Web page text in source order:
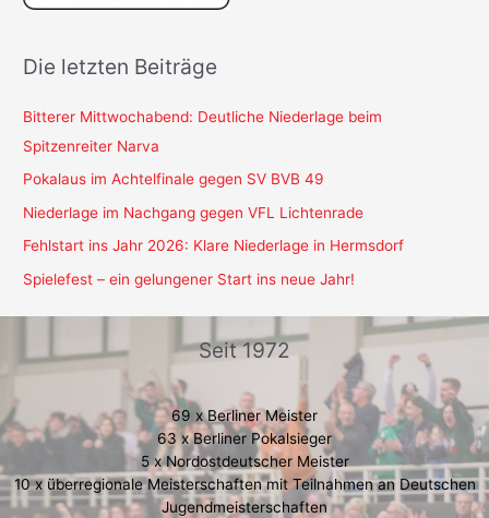
Die letzten Beiträge
Bitterer Mittwochabend: Deutliche Niederlage beim
Spitzenreiter Narva
Pokalaus im Achtelfinale gegen SV BVB 49
Niederlage im Nachgang gegen VFL Lichtenrade
Fehlstart ins Jahr 2026: Klare Niederlage in Hermsdorf
Spielefest – ein gelungener Start ins neue Jahr!
Seit 1972
69 x Berliner Meister
63 x Berliner Pokalsieger
5 x Nordostdeutscher Meister
10 x überregionale Meisterschaften mit Teilnahmen an Deutschen
Jugendmeisterschaften